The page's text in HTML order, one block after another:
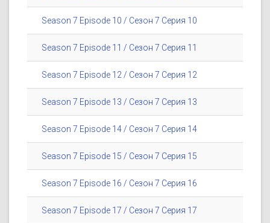
Season 7 Episode 10 / Сезон 7 Серия 10
Season 7 Episode 11 / Сезон 7 Серия 11
Season 7 Episode 12 / Сезон 7 Серия 12
Season 7 Episode 13 / Сезон 7 Серия 13
Season 7 Episode 14 / Сезон 7 Серия 14
Season 7 Episode 15 / Сезон 7 Серия 15
Season 7 Episode 16 / Сезон 7 Серия 16
Season 7 Episode 17 / Сезон 7 Серия 17